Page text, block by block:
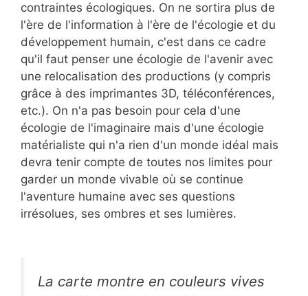
contraintes écologiques. On ne sortira plus de
l'ère de l'information à l'ère de l'écologie et du
développement humain, c'est dans ce cadre
qu'il faut penser une écologie de l'avenir avec
une relocalisation des productions (y compris
grâce à des imprimantes 3D, téléconférences,
etc.). On n'a pas besoin pour cela d'une
écologie de l'imaginaire mais d'une écologie
matérialiste qui n'a rien d'un monde idéal mais
devra tenir compte de toutes nos limites pour
garder un monde vivable où se continue
l'aventure humaine avec ses questions
irrésolues, ses ombres et ses lumières.
La carte montre en couleurs vives